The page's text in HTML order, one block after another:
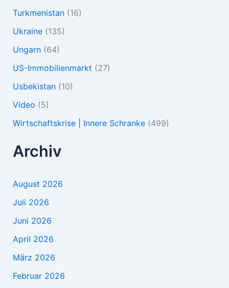
Turkmenistan(16)
Ukraine(135)
Ungarn(64)
US-Immobilienmarkt (27)
Usbekistan(10)
Video (5)
Wirtschaftskrise | Innere Schranke(499)
Archiv
August 2026
Juli 2026
Juni 2026
April 2026
März 2026
Februar 2026